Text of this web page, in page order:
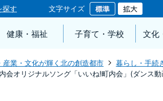
探す 文字サイズ
健康・福祉 子育て・学校 文化
産業・文化が輝く北の創造都市 暮らし・手続
会オリジナルソング「いいね!町内会」(ダンス動